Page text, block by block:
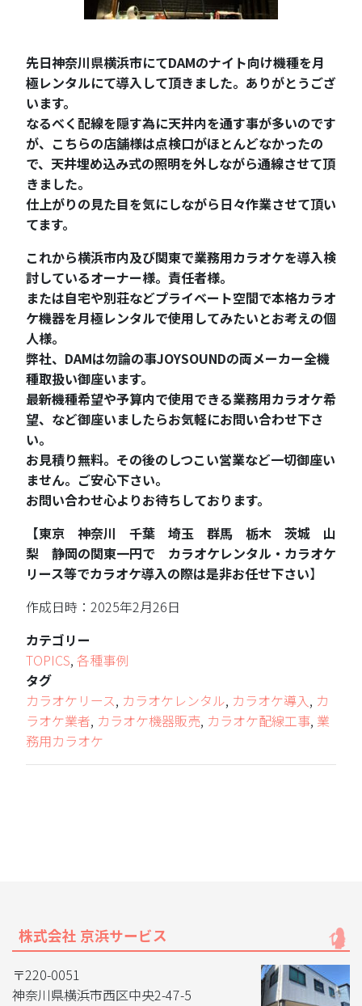
先日神奈川県横浜市にてDAMのナイト向け機種を月
極レンタルにて導入して頂きました。ありがとうござ
います。
なるべく配線を隠す為に天井内を通す事が多いのです
が、こちらの店舗様は点検口がほとんどなかったの
で、天井埋め込み式の照明を外しながら通線させて頂
きました。
仕上がりの見た目を気にしながら日々作業させて頂い
てます。
これから横浜市内及び関東で業務用カラオケを導入検
討しているオーナー様。責任者様。
または自宅や別荘などプライベート空間で本格カラオ
ケ機器を月極レンタルで使用してみたいとお考えの個
人様。
弊社、DAMは勿論の事JOYSOUNDの両メーカー全機
種取扱い御座います。
最新機種希望や予算内で使用できる業務用カラオケ希
望、など御座いましたらお気軽にお問い合わせ下さ
い。
お見積り無料。その後のしつこい営業など一切御座い
ません。ご安心下さい。
お問い合わせ心よりお待ちしております。
【東京 神奈川 千葉 埼玉 群馬 栃木 茨城 山
梨 静岡の関東一円で カラオケレンタル・カラオケ
リース等でカラオケ導入の際は是非お任せ下さい】
作成日時：2025年2月26日
カテゴリー
TOPICS, 各種事例
タグ
カラオケリース, カラオケレンタル, カラオケ導入, カ
ラオケ業者, カラオケ機器販売, カラオケ配線工事, 業
務用カラオケ
株式会社 京浜サービス
〒220-0051
神奈川県横浜市西区中央2-47-5